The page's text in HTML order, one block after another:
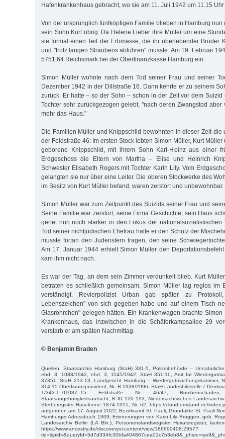
Hafenkrankenhaus gebracht, wo sie am 11. Juli 1942 um 11.15
Von der ursprünglich fünfköpfigen Familie blieben in Hamburg nun
sein Sohn Kurt übrig. Da Helene Lieber ihre Mutter um eine
sie formal einen Teil der Erbmasse, die ihr überlebender Bruder
und "trotz langen Sträubens abführen" musste. Am 19. Februar
5751.64 Reichsmark bei der Oberfinanzkasse Hamburg ein.
Simon Müller wohnte nach dem Tod seiner Frau und seiner
Dezember 1942 in der Dillstraße 16. Dann kehrte er zu seinem
zurück. Er hatte – so der Sohn – schon in der Zeit vor dem
Tochter sehr zurückgezogen gelebt, "nach deren Zwangstod aber
mehr das Haus."
Die Familien Müller und Knippschild bewohnten in dieser Zeit die
der Feldstraße 46: Im ersten Stock lebten Simon Müller, Kurt
geborene Knippschild, mit ihrem Sohn Karl-Heinz aus einer
Erdgeschoss die Eltern von Martha – Elise und Heinrich
Schwester Elisabeth Rogers mit Tochter Karin Lily. Vom
gelangten sie nur über eine Leiter. Die oberen Stockwerke des
im Besitz von Kurt Müller befand, waren zerstört und unbewohnbar.
Simon Müller war zum Zeitpunkt des Suizids seiner Frau und
Seine Familie war zerstört, seine Firma Geschichte, sein Haus
geriet nun noch stärker in den Fokus der nationalsozialistischen
Tod seiner nichtjüdischen Ehefrau hatte er den Schutz der
musste fortan den Judenstern tragen, den seine
Am 17. Januar 1944 erhielt Simon Müller den
kam ihm nicht nach.
Es war der Tag, an dem sein Zimmer verdunkelt blieb. Kurt
betraten es schließlich gemeinsam. Simon Müller lag reglos im
verständigt. Revierpolizist Urban gab später zu
Lebenszeichen" von sich gegeben habe und auf einem Tisch
Glasröhrchen" gelegen hätten. Ein Krankenwagen brachte
Krankenhaus, das inzwischen in die Schäferkampsallee 29
verstarb er am späten Nachmittag.
© Benjamin Braden
Quellen: Staatsarchiv Hamburg (StaH) 331-5, Polizeibehörde –
ebd. 3, 1088/1942, ebd. 3, 1145/1942; StaH 351-11, Amt für
37351; StaH 213-13, Landgericht Hamburg – Wiedergutmachungskammer,
314-15 Oberfinanzpräsident, Nr. R 1938/2996; StaH Landesbildstelle /
1/343-1_01037_15 Feldstraße Nr. 46/47,
Staatsangehörigkeitsaufsicht, B III 120 193; Niedersächsisches
Sterberegister Haselünne 1874-1915, Nr. 62, https://cloud.emsland.de/
aufgerufen am 17. August 2022; Bezirksamt St. Pauli, Grundakte St. Pauli
Hamburger Adressbuch 1909; Erinnerungen von Karin Lily Brüggen, geb.
Landesarchiv Berlin (LA Bln.), Personenstandsregister Heiratsregister,
https://www.ancestry.de/discoveryui-content/view/186690408:2957?